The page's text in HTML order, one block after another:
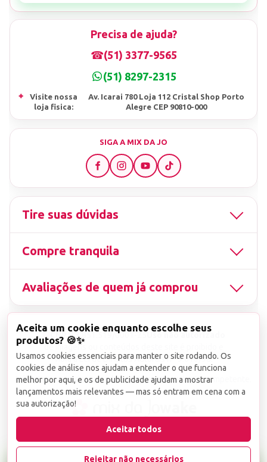
Precisa de ajuda?
☎(51) 3377-9565
(51) 8297-2315
⌖
Visite nossa
loja fisica:
Av. Icarai 780 Loja 112 Cristal Shop Porto
Alegre CEP 90810-000
SIGA A MIX DA JO
Tire suas dúvidas
Compre tranquila
Avaliações de quem já comprou
▤ CNPJ13.851.519/0001-25
de imagens ou conteúdos deste site é proibido e
viola a Lei de Direitos Autorais nº 9.610/98.
Infrações serão denunciadas diretamente ao órgão competente.
Aceita um cookie enquanto escolhe seus
produtos? 🍪✨
Usamos cookies essenciais para manter o site rodando. Os
cookies de análise nos ajudam a entender o que funciona
melhor por aqui, e os de publicidade ajudam a mostrar
lançamentos mais relevantes — mas só entram em cena com a
sua autorização!
Aceitar todos
Rejeitar não necessários